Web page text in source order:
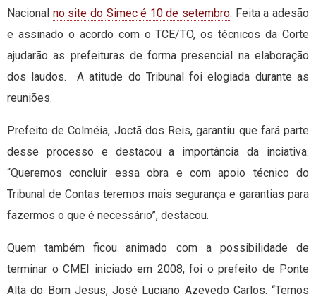
Nacional no site do Simec é 10 de setembro. Feita a adesão
e assinado o acordo com o TCE/TO, os técnicos da Corte
ajudarão as prefeituras de forma presencial na elaboração
dos laudos. A atitude do Tribunal foi elogiada durante as
reuniões.
Prefeito de Colméia, Joctã dos Reis, garantiu que fará parte
desse processo e destacou a importância da inciativa.
“Queremos concluir essa obra e com apoio técnico do
Tribunal de Contas teremos mais segurança e garantias para
fazermos o que é necessário”, destacou.
Quem também ficou animado com a possibilidade de
terminar o CMEI iniciado em 2008, foi o prefeito de Ponte
Alta do Bom Jesus, José Luciano Azevedo Carlos. “Temos